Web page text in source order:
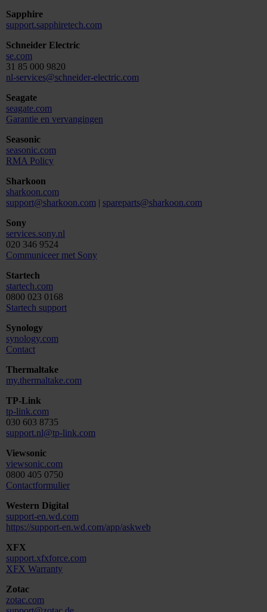
Sapphire
support.sapphiretech.com
Schneider Electric
se.com
31 85 000 9820
nl-services@schneider-electric.com
Seagate
seagate.com
Garantie en vervangingen
Seasonic
seasonic.com
RMA Policy
Sharkoon
sharkoon.com
support@sharkoon.com | spareparts@sharkoon.com
Sony
services.sony.nl
020 346 9524
Communiceer met Sony
Startech
startech.com
0800 023 0168
Startech support
Synology
synology.com
Contact
Thermaltake
my.thermaltake.com
TP-Link
tp-link.com
030 603 8735
support.nl@tp-link.com
Viewsonic
viewsonic.com
0800 405 0750
Contactformulier
Western Digital
support-en.wd.com
https://support-en.wd.com/app/askweb
XFX
support.xfxforce.com
XFX Warranty
Zotac
zotac.com